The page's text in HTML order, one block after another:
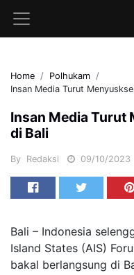
Home
Polhukam
Insan Media Turut
Insan Media Turut
di Bali
By Redaksi 09/10/2023
Bali – Indonesia
Island States (AIS)
bakal berlangsung di